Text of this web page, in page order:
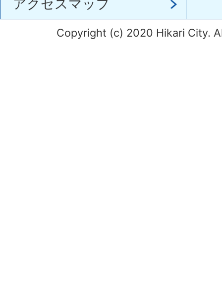
アクセスマップ
Copyright (c) 2020 Hikari City.